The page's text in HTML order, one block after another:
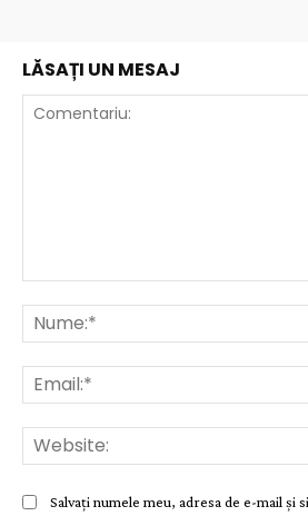
LĂSAȚI UN MESAJ
Salvați numele meu, adresa de e-mail și